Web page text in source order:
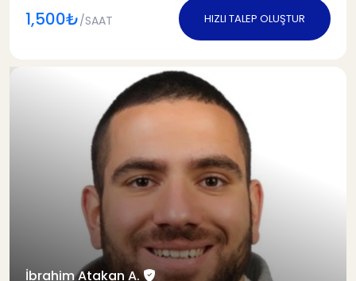
1,500₺/SAAT HIZLI TALEP OLUŞTUR
İbrahim Atakan A.